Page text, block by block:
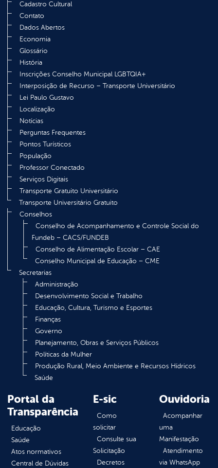
Cadastro Cultural
Contato
Dados Abertos
Economia
Glossário
História
Inscrições Conselho Municipal LGBTQIA+
Interposição de Recurso – Transporte Universitário
Lei Paulo Gustavo
Localização
Notícias
Perguntas Frequentes
Pontos Turísticos
População
Professor Conectado
Serviços Digitais
Transporte Gratuito Universitário
Transporte Universitário Gratuito
Conselhos
Conselho de Acompanhamento e Controle Social do
Fundeb – CACS/FUNDEB
Conselho de Alimentação Escolar – CAE
Conselho Municipal de Educação – CME
Secretarias
Administração
Desenvolvimento Social e Trabalho
Educação, Cultura, Turismo e Esportes
Finanças
Governo
Planejamento, Obras e Serviços Públicos
Políticas da Mulher
Produção Rural, Meio Ambiente e Recursos Hídricos
Saúde
Portal da
Transparência
Educação
Saúde
Atos normativos
Central de Dúvidas
E-sic
Como
solicitar
Consulte sua
Solicitação
Decretos
Ouvidoria
Acompanhar
uma
Manifestação
Atendimento
via WhatsApp